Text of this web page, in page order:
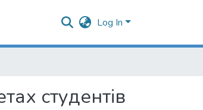
Log In
студентів